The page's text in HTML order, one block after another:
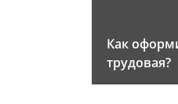
Как
трудовая?